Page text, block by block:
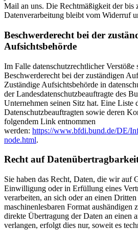
Mail an uns. Die Rechtmäßigkeit der bis
Datenverarbeitung bleibt vom Widerruf
Beschwerderecht bei der
Aufsichtsbehörde
Im Falle datenschutzrechtlicher Verstöße
Beschwerderecht bei der zuständigen
Zuständige Aufsichtsbehörde in
der Landesdatenschutzbeauftragte des
Unternehmen seinen Sitz hat. Eine Liste
Datenschutzbeauftragten sowie deren
folgendem Link entnommen
werden: https://www.bfdi.bund.de/DE/
node.html.
Recht auf
Sie haben das Recht, Daten, die wir auf
Einwilligung oder in Erfüllung eines
verarbeiten, an sich oder an einen
maschinenlesbaren Format aushändigen
direkte Übertragung der Daten an einen
verlangen, erfolgt dies nur, soweit es